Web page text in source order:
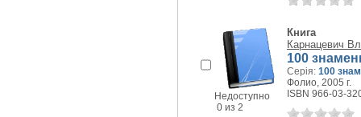
Недоступно
0 из 2
Книга
Карнацевич
100
Серія: 100
Фолио, 2005 г.
ISBN 966-03-